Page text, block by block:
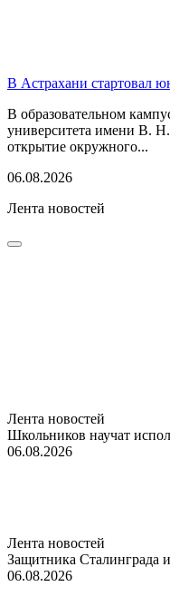
В Астрахани стартовал
В образовательном
университета имени В.
открытие окружного...
06.08.2026
Лента новостей
Лента новостей
Школьников научат
06.08.2026
Лента новостей
Защитника Сталинграда
06.08.2026